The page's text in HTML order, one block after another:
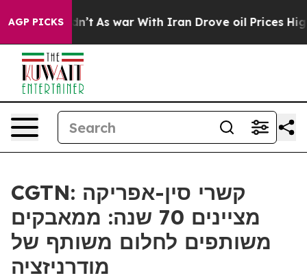
AGP PICKS
it Didn’t As war With Iran Drove oil Prices
CGTN: קשרי סין-אפריקה
מציינים 70 שנה: ממאבקים
משותפים לחלום משותף של
מודרניזציה